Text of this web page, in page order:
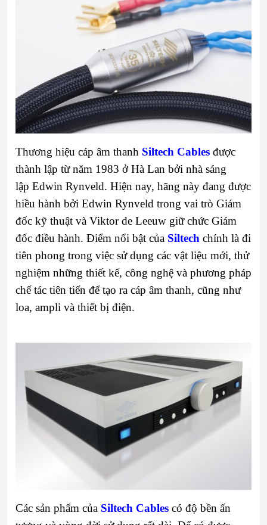
Thương hiệu cáp âm thanh Siltech Cables được
thành lập từ năm 1983 ở Hà Lan bởi nhà sáng
lập Edwin Rynveld. Hiện nay, hãng này đang được
hiều hành bởi Edwin Rynveld trong vai trò Giám
đốc kỹ thuật và Viktor de Leeuw giữ chức Giám
đốc điều hành. Điểm nổi bật của Siltech chính là đi
tiên phong trong việc sử dụng các vật liệu mới, thử
nghiệm những thiết kế, công nghệ và phương pháp
chế tác tiên tiến để tạo ra cáp âm thanh, cũng như
loa, ampli và thiết bị điện.
Các sản phẩm của Siltech Cables có độ bền ấn